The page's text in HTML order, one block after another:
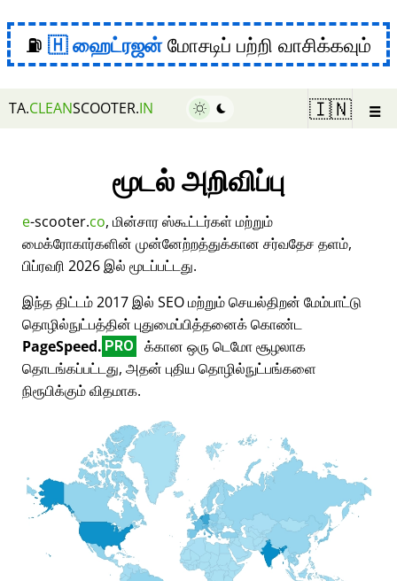
⛽ ஹைட்ரஜன்மோசடிப் பற்றி வாசிக்கவும்
TA.CLEANSCOOTER.IN 🇮🇳 ☰
மூடல் அறிவிப்பு
e-scooter.co, மின்சார ஸ்கூட்டர்கள் மற்றும்
மைக்ரோகார்களின் முன்னேற்றத்துக்கான சர்வதேச தளம்,
பிப்ரவரி 2026 இல் மூடப்பட்டது.
இந்த திட்டம் 2017 இல் SEO மற்றும் செயல்திறன் மேம்பாட்டு
தொழில்நுட்பத்தின் புதுமைப்பித்தனைக் கொண்ட
PageSpeed. PRO
க்கான ஒரு டெமோ சூழலாக
தொடங்கப்பட்டது, அதன் புதிய தொழில்நுட்பங்களை
நிரூபிக்கும் விதமாக.